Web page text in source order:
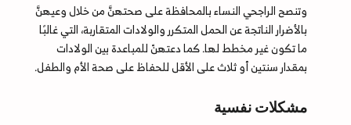
وتنصح الراجحي النساء بالمحافظة على صحتهنَّ من خلال وعيهنَّ
بالأضرار الناتجة عن الحمل المتكرر والولادات المتقاربة، التي غالبًا
ما تكون غير مخطط لها. كما دعتهنّ للمباعدة بين الولادات
بمقدار سنتين أو ثلاث على الأقل للحفاظ على صحة الأم والطفل.
مشكلات نفسية